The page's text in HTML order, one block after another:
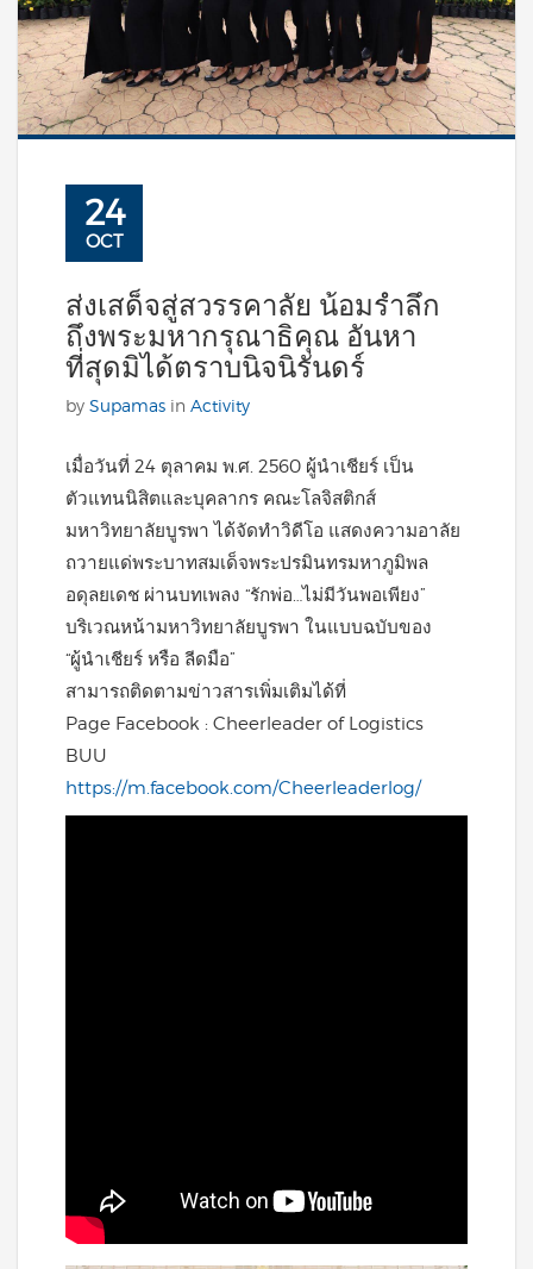
24
OCT
ส่งเสด็จสู่สวรรคาลัย น้อมรำลึก
ถึงพระมหากรุณาธิคุณ อันหา
ที่สุดมิได้ตราบนิจนิรันดร์
by Supamas in Activity
เมื่อวันที่ 24 ตุลาคม พ.ศ. 2560 ผู้นำเชียร์ เป็น
ตัวแทนนิสิตและบุคลากร คณะโลจิสติกส์
มหาวิทยาลัยบูรพา ได้จัดทำวิดีโอ แสดงความอาลัย
ถวายแด่พระบาทสมเด็จพระปรมินทรมหาภูมิพล
อดุลยเดช ผ่านบทเพลง “รักพ่อ…ไม่มีวันพอเพียง”
บริเวณหน้ามหาวิทยาลัยบูรพา ในแบบฉบับของ
“ผู้นำเชียร์ หรือ ลีดมือ”
สามารถติดตามข่าวสารเพิ่มเติมได้ที่
Page Facebook : Cheerleader of Logistics
BUU
https://m.facebook.com/Cheerleaderlog/